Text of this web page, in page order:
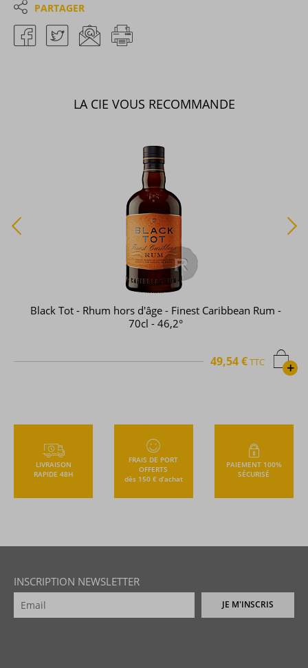
PARTAGER
LA CIE VOUS RECOMMANDE
Black Tot - Rhum hors d'âge - Finest Caribbean Rum -
70cl - 46,2°
+
49,54 €TTC
LIVRAISON
RAPIDE 48H
FRAIS DE PORT
OFFERTS
dès 150 € d’achat
PAIEMENT 100%
SÉCURISÉ
INSCRIPTION NEWSLETTER
JE M'INSCRIS